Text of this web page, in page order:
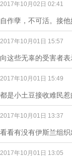
2017年10月02日 02:41
自作孽，不可活。接
2017年10月01日 15:57
向这些无辜的受害者
2017年10月01日 15:49
都是小土豆接收难民
2017年10月01日 13:37
看看有没有伊斯兰组
2017年10月01日 13:05